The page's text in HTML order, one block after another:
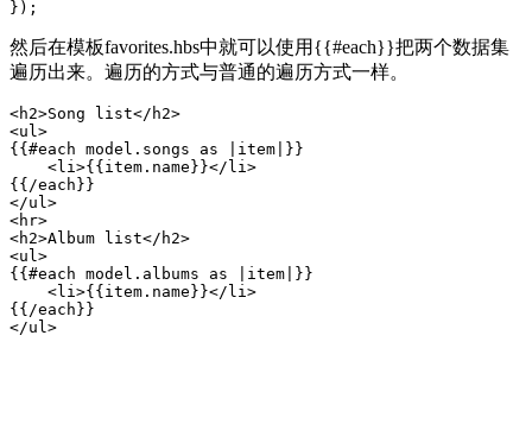
然后在模板favorites.hbs中就可以使用{{#each}}把两个数据集
遍历出来。遍历的方式与普通的遍历方式一样。
<h2>Song list</h2>
<ul>
{{#each model.songs as |item|}}
    <li>{{item.name}}</li>
{{/each}}
</ul>
<hr>
<h2>Album list</h2>
<ul>
{{#each model.albums as |item|}}
    <li>{{item.name}}</li>
{{/each}}